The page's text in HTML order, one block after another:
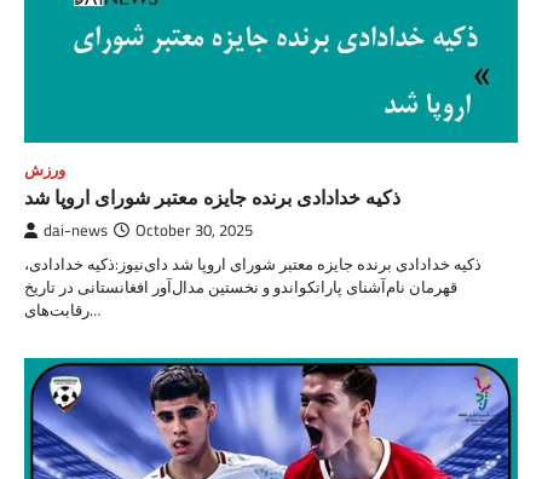
ورزش
ذکیه خدادادی برنده جایزه معتبر شورای اروپا شد
dai-news October 30, 2025
ذکیه خدادادی برنده جایزه معتبر شورای اروپا شد دای‌نیوز:ذکیه خدادادی،
قهرمان نام‌آشنای پاراتکواندو و نخستین مدال‌آور افغانستانی در تاریخ
رقابت‌های…